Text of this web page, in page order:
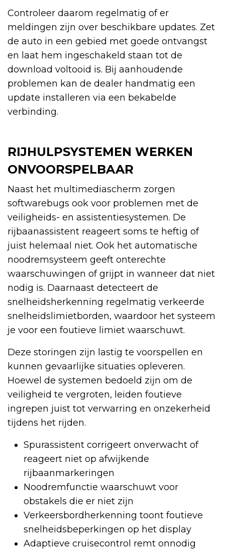
Controleer daarom regelmatig of er
meldingen zijn over beschikbare updates. Zet
de auto in een gebied met goede ontvangst
en laat hem ingeschakeld staan tot de
download voltooid is. Bij aanhoudende
problemen kan de dealer handmatig een
update installeren via een bekabelde
verbinding.
RIJHULPSYSTEMEN WERKEN
ONVOORSPELBAAR
Naast het multimediascherm zorgen
softwarebugs ook voor problemen met de
veiligheids- en assistentiesystemen. De
rijbaanassistent reageert soms te heftig of
juist helemaal niet. Ook het automatische
noodremsysteem geeft onterechte
waarschuwingen of grijpt in wanneer dat niet
nodig is. Daarnaast detecteert de
snelheidsherkenning regelmatig verkeerde
snelheidslimietborden, waardoor het systeem
je voor een foutieve limiet waarschuwt.
Deze storingen zijn lastig te voorspellen en
kunnen gevaarlijke situaties opleveren.
Hoewel de systemen bedoeld zijn om de
veiligheid te vergroten, leiden foutieve
ingrepen juist tot verwarring en onzekerheid
tijdens het rijden.
Spurassistent corrigeert onverwacht of
reageert niet op afwijkende
rijbaanmarkeringen
Noodremfunctie waarschuwt voor
obstakels die er niet zijn
Verkeersbordherkenning toont foutieve
snelheidsbeperkingen op het display
Adaptieve cruisecontrol remt onnodig